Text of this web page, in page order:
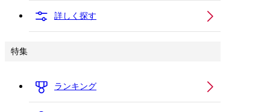
詳しく探す
特集
ランキング